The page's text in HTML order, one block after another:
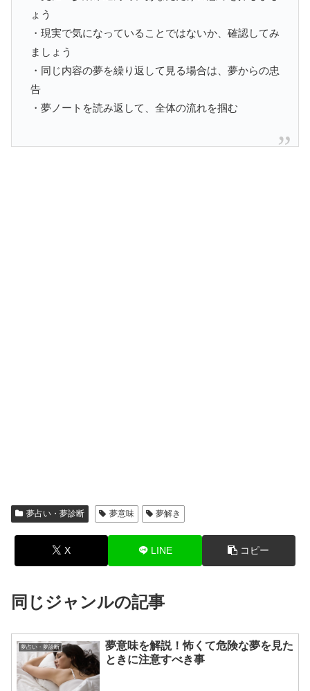
ょう
・現実で気になっていることではないか、確認してみ
ましょう
・同じ内容の夢を繰り返して見る場合は、夢からの忠
告
・夢ノートを読み返して、全体の流れを掴む
夢占い・夢診断 夢意味 夢解き
X LINE コピー
同じジャンルの記事
夢占い・夢診断
夢意味を解説！怖くて危険な夢を見た
ときに注意すべき事